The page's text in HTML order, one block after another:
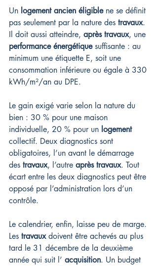
Un logement ancien éligible ne se définit
pas seulement par la nature des travaux.
Il doit aussi atteindre, après travaux, une
performance énergétique suffisante : au
minimum une étiquette E, soit une
consommation inférieure ou égale à 330
kWh/m²/an au DPE.
Le gain exigé varie selon la nature du
bien : 30 % pour une maison
individuelle, 20 % pour un logement
collectif. Deux diagnostics sont
obligatoires, l’un avant le démarrage
des travaux, l’autre après travaux. Tout
écart entre les deux diagnostics peut être
opposé par l’administration lors d’un
contrôle.
Le calendrier, enfin, laisse peu de marge.
Les travaux doivent être achevés au plus
tard le 31 décembre de la deuxième
année qui suit l’ acquisition. Un budget